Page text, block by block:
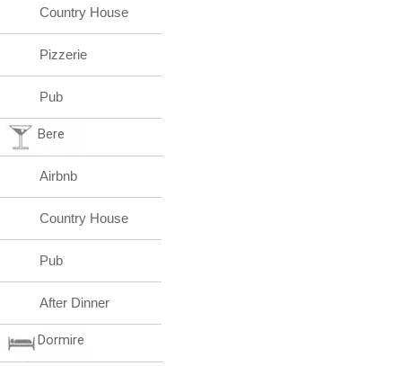
Country House
Pizzerie
Pub
Bere
Airbnb
Country House
Pub
After Dinner
Dormire